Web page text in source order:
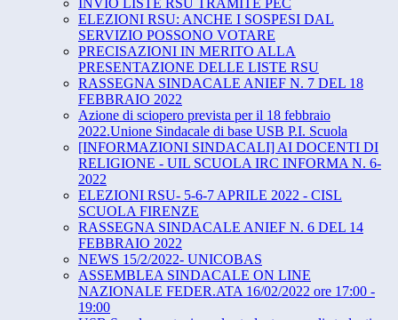
INVIO LISTE RSU TRAMITE PEC
ELEZIONI RSU: ANCHE I SOSPESI DAL
SERVIZIO POSSONO VOTARE
PRECISAZIONI IN MERITO ALLA
PRESENTAZIONE DELLE LISTE RSU
RASSEGNA SINDACALE ANIEF N. 7 DEL 18
FEBBRAIO 2022
Azione di sciopero prevista per il 18 febbraio
2022.Unione Sindacale di base USB P.I. Scuola
[INFORMAZIONI SINDACALI] AI DOCENTI DI
RELIGIONE - UIL SCUOLA IRC INFORMA N. 6-
2022
ELEZIONI RSU- 5-6-7 APRILE 2022 - CISL
SCUOLA FIRENZE
RASSEGNA SINDACALE ANIEF N. 6 DEL 14
FEBBRAIO 2022
NEWS 15/2/2022- UNICOBAS
ASSEMBLEA SINDACALE ON LINE
NAZIONALE FEDER.ATA 16/02/2022 ore 17:00 -
19:00